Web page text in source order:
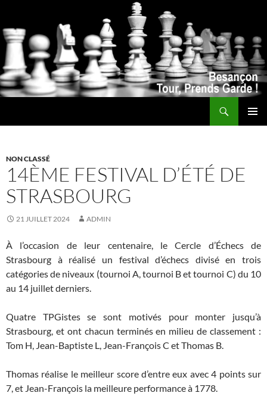
NON CLASSÉ
14ÈME FESTIVAL D’ÉTÉ DE
STRASBOURG
21 JUILLET 2024 ADMIN
À l’occasion de leur centenaire, leCercle d’Échecs de
Strasbourg à réalisé un festival d’échecs divisé en trois
catégories de niveaux (tournoi A, tournoi B et tournoi C) du 10
au 14 juillet derniers.
Quatre TPGistes se sont motivés pour monter jusqu’à
Strasbourg, et ont chacun terminés en milieu de classement :
Tom H, Jean-Baptiste L, Jean-François C et Thomas B.
Thomas réalise le meilleur score d’entre eux avec 4 points sur
7, et Jean-François la meilleure performance à 1778.